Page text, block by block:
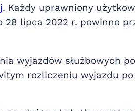
. Każdy uprawniony
lipca 2022 r. powinno
wyjazdów służbowych
rozliczeniu wyjazdu